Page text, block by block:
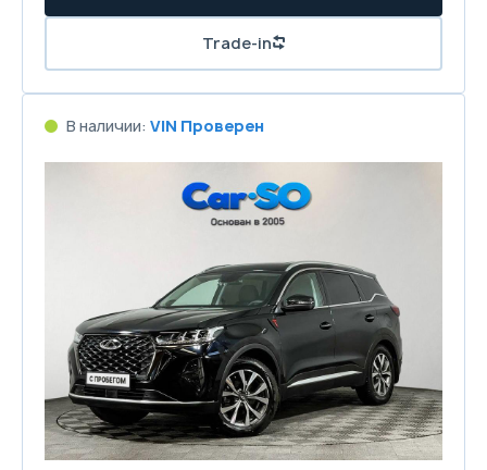
Trade-in
В наличии: VIN Проверен